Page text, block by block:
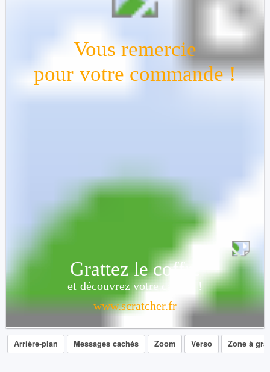
Vous remercie
pour votre commande !
www.scratcher.fr
Grattez le coffre
et découvrez votre cadeau !
Un article acheté,
un article offert
Arrière-plan Messages cachés Zoom Verso Zone à